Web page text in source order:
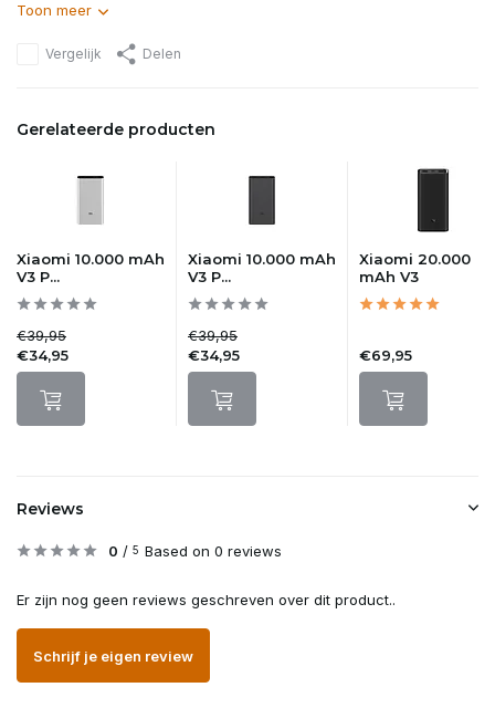
Toon meer
Vergelijk Delen
Gerelateerde producten
Xiaomi 10.000 mAh
V3 P...
€39,95
€34,95
Xiaomi 10.000 mAh
V3 P...
€39,95
€34,95
Xiaomi 20.000
mAh V3
€69,95
Reviews
0 / 5 Based on 0 reviews
Er zijn nog geen reviews geschreven over dit product..
Schrijf je eigen review